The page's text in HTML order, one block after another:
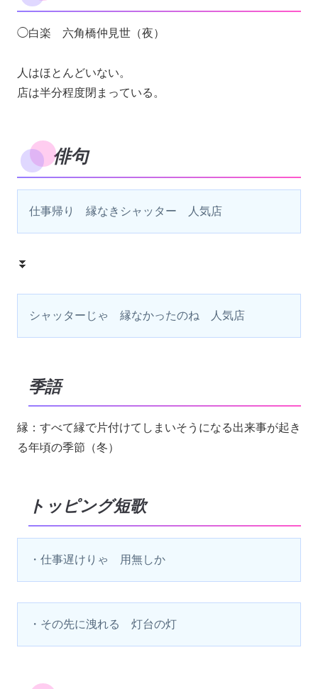
◯白楽 六角橋仲見世（夜）
人はほとんどいない。
店は半分程度閉まっている。
俳句
仕事帰り　縁なきシャッター　人気店
⏬️
シャッターじゃ　縁なかったのね　人気店
季語
縁：すべて縁で片付けてしまいそうになる出来事が起き
る年頃の季節（冬）
トッピング短歌
・仕事遅けりゃ　用無しか
・その先に洩れる　灯台の灯